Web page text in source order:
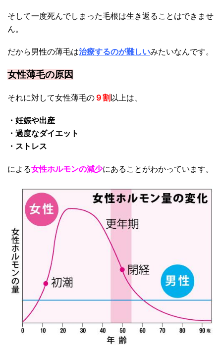
そして一度死んでしまった毛根は生き返ることはできませ
ん。
だから男性の薄毛は治療するのが難しいみたいなんです。
女性薄毛の原因
それに対して女性薄毛の ９割 以上は、
・妊娠や出産
・過度なダイエット
・ストレス
による女性ホルモンの減少にあることがわかっています。